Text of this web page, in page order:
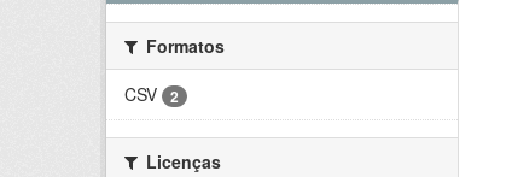
Formatos
CSV
2
Licenças